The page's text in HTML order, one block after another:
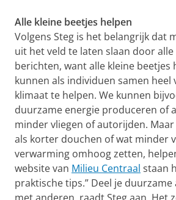
Alle kleine beetjes helpen
Volgens Steg is het belangrijk dat
uit het veld te laten slaan door
berichten, want alle kleine beetjes
kunnen als individuen samen heel
klimaat te helpen. We kunnen
duurzame energie produceren of
minder vliegen of autorijden.
als korter douchen of wat minder
verwarming omhoog zetten,
website van Milieu Centraal staan
praktische tips.” Deel je